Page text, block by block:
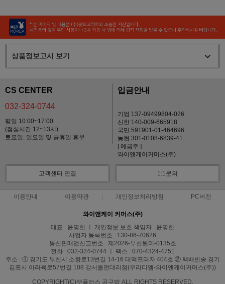
상품정보고시 보기
CS CENTER
032-324-0744
평일 10:00~17:00
(점심시간 12~13시)
토요일, 일요일 및 공휴일 휴무
입금안내
기업 137-09499804-026
신한 140-009-665918
국민 591901-01-464696
농협 301-0108-6839-41
[ 예금주 ]
와이앤케이커머스(주)
고객센터 연결 1:1문의
이용안내 이용약관 개인정보처리방침 PC버전
와이앤케이 커머스(주)
대표 : 윤명헌 ㅣ 개인정보 보호 책임자 : 윤명헌
사업자 등록번호 : 130-86-70626
통신판매업신고번호 : 제2026-부천원미-0135호
전화 : 032-324-0744 ㅣ 팩스 : 070-4324-4751
주소 : ① 경기도 부천시 소향로13번길 14-16 대맥프라자 404호 ② 택배반송:경기
김포시 아라육로57번길 108 강서올펀대리점(우리디엠-와이앤케이커머스(주))
COPYRIGHT(C)캣플러스 공구밥 ALL RIGHTS RESERVED.